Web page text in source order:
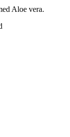
Aloe vera.